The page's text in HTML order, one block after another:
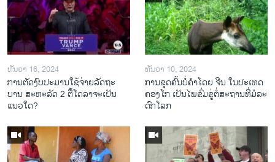
ທັນວາ 16, 2024
ການ​ຕັດ​ງົບ​ປະ​ມານ​ໃຊ້​ຈ່າຍ​ລັດ​ຖະ​
ບານ ສະ​ຫະ​ລັດ 2 ຕື້​ໂດ​ລາ​ຈະ​ເປັນ​
ແນວ​ໃດ?
ທັນວາ 10, 2024
ການ​ຂຸດ​ຄົ້ນ​ບໍ່​ຄຳ​ໂດຍ ຈີນ ໃນ​ປະ​ເທດ
ຄອງ​ໂກ ເປັນ​ໄພ​ຂົ່ມ​ຂູ່​ຕໍ່​ສະ​ຖານ​ທີ່​ມໍ​ລະ​
ດົກ​ໂລກ​